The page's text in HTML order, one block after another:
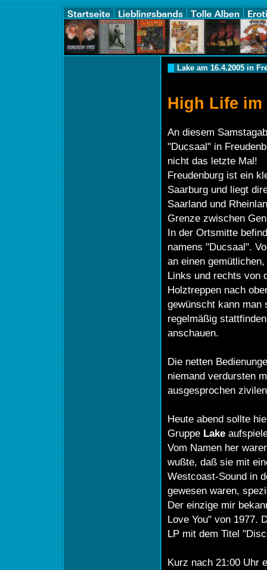
Lake am 16.4.2005 in
High Life im
An diesem
"Ducsaal" in
nicht das letzte Mal!
Freudenburg ist ein
Saarburg und liegt
Saarland und
Grenze zwischen
In der Ortsmitte
namens "Ducsaal".
an einen
Links und rechts von
Holztreppen nach
gewünscht kann man
regelmäßig
anschauen.
Die netten
niemand verdursten
ausgesprochen
Heute abend sollte
Gruppe Lake
Vom Namen her
wußte, daß sie mit
Westcoast-Sound in
gewesen waren,
Der einzige mir
Love You" von 1977.
LP mit dem Titel
Kurz nach 21:00 Uhr